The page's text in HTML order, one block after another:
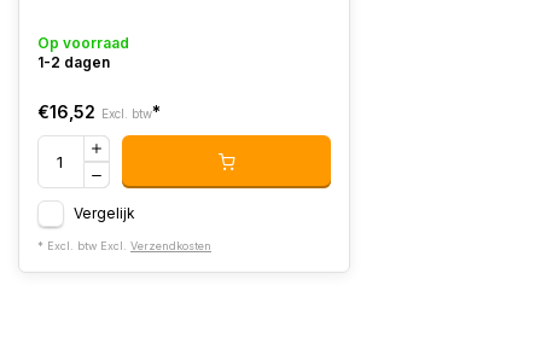
Op voorraad
1-2 dagen
€16,52 Excl. btw*
Vergelijk
* Excl. btw Excl. Verzendkosten